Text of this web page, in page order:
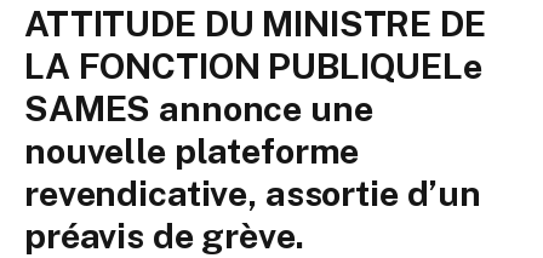
ATTITUDE DU MINISTRE DE
LA FONCTION PUBLIQUELe
SAMES annonce une
nouvelle plateforme
revendicative, assortie d’un
préavis de grève.